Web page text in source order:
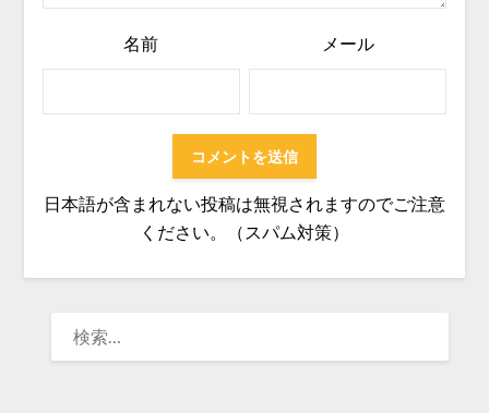
名前 メール
日本語が含まれない投稿は無視されますのでご注意
ください。（スパム対策）